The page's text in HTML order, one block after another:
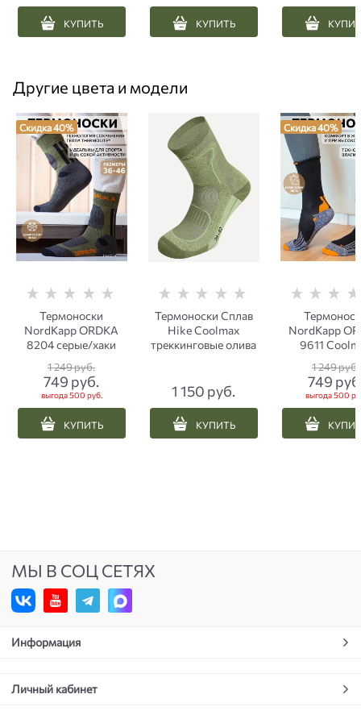
КУПИТЬ КУПИТЬ
Другие цвета и модели
Скидка 40%
Термоноски
NordKapp ORDKA
8204 серые/хаки
1 249 руб.
749 руб.
выгода500 руб.
КУПИТЬ
Термоноски Сплав
Hike Coolmax
треккинговые олива
1 150 руб.
КУПИТЬ
Скидка 40%
NordKapp
9611
1 249 руб.
749
выгода500
МЫ В СОЦ СЕТЯХ
Информация
Личный кабинет